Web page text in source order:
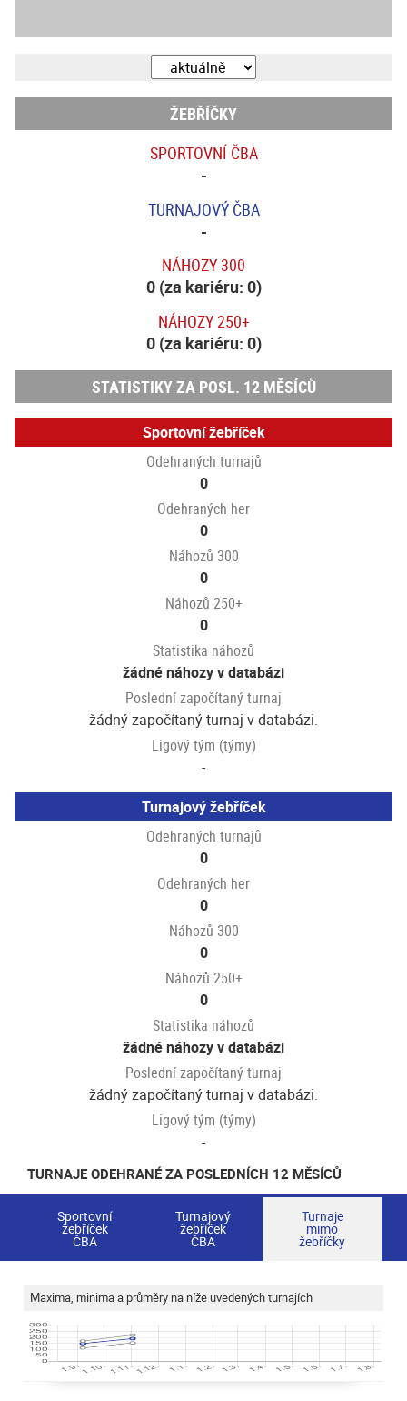
ŽEBŘÍČKY
SPORTOVNÍ ČBA
-
TURNAJOVÝ ČBA
-
NÁHOZY 300
0 (za kariéru: 0)
NÁHOZY 250+
0 (za kariéru: 0)
STATISTIKY ZA POSL. 12 MĚSÍCŮ
Sportovní žebříček
Odehraných turnajů
0
Odehraných her
0
Náhozů 300
0
Náhozů 250+
0
Statistika náhozů
žádné náhozy v databázi
Poslední započítaný turnaj
žádný započítaný turnaj v databázi.
Ligový tým (týmy)
-
Turnajový žebříček
Odehraných turnajů
0
Odehraných her
0
Náhozů 300
0
Náhozů 250+
0
Statistika náhozů
žádné náhozy v databázi
Poslední započítaný turnaj
žádný započítaný turnaj v databázi.
Ligový tým (týmy)
-
TURNAJE ODEHRANÉ ZA POSLEDNÍCH 12 MĚSÍCŮ
Sportovní
žebříček
ČBA
Turnajový
žebříček
ČBA
Turnaje
mimo
žebříčky
Maxima, minima a průměry na níže uvedených turnajích